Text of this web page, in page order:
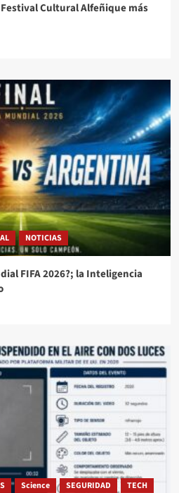
Cultural Alfeñique más
NOTICIAS
FIFA 2026?; la Inteligencia
Science SEGURIDAD
TECH